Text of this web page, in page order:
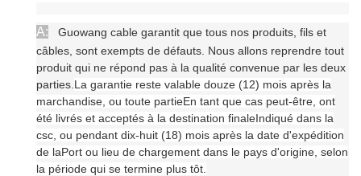
A:
Guowang cable garantit que tous nos produits, fils et
câbles, sont exempts de défauts. Nous allons reprendre tout
produit qui ne répond pas à la qualité convenue par les deux
parties. La garantie reste valable douze (12) mois après la
marchandise, ou toute partieEn tant que cas peut-être, ont
été livrés et acceptés à la destination finaleIndiqué dans la
csc, ou pendant dix-huit (18) mois après la date d'expédition
de laPort ou lieu de chargement dans le pays d'origine, selon
la période qui se termine plus tôt.